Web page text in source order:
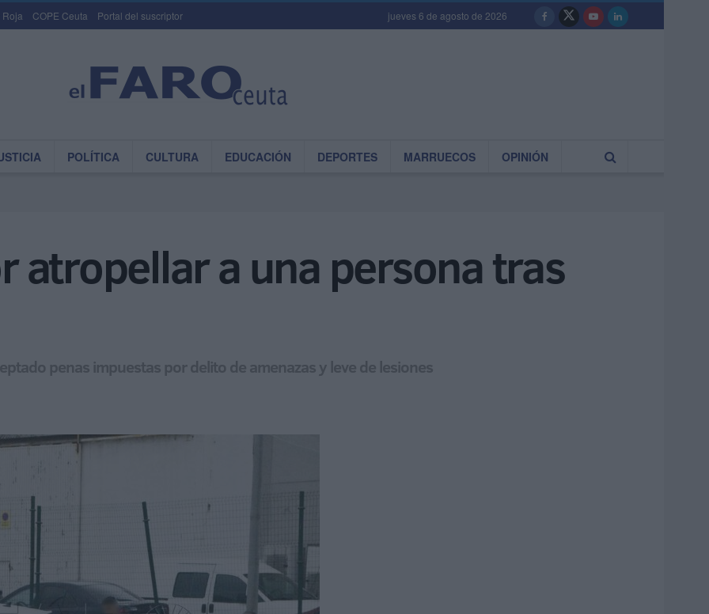
Roja COPE Ceuta Portal del suscriptor jueves 6 de agosto de 2026
POLÍTICA CULTURA EDUCACIÓN DEPORTES MARRUECOS OPINIÓN
atropellar a una persona tras
penas impuestas por delito de amenazas y leve de lesiones